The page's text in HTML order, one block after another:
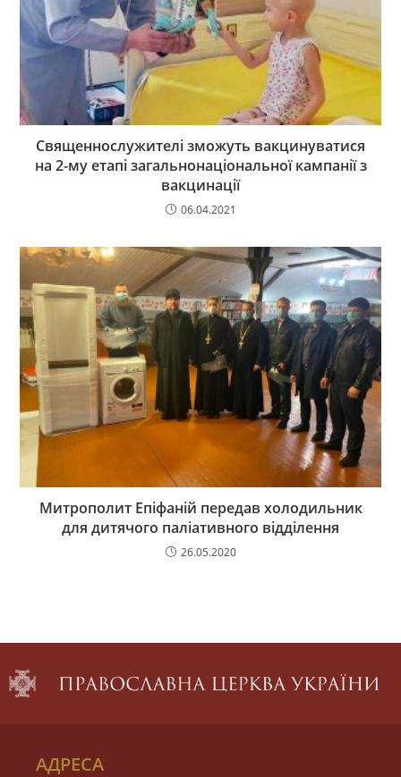
Священнослужителі зможуть вакцинуватися
на 2-му етапі загальнонаціональної кампанії з
вакцинації
06.04.2021
Митрополит Епіфаній передав холодильник
для дитячого паліативного відділення
26.05.2020
АДРЕСА